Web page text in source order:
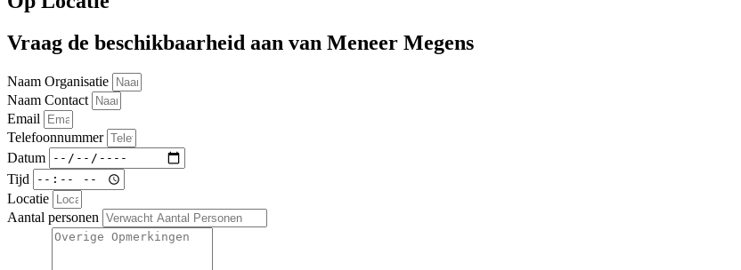
Vraag de beschikbaarheid aan van Meneer Megens
Naam Organisatie
Naam Contact
Email
Telefoonnummer
Datum
Tijd
Locatie
Aantal personen